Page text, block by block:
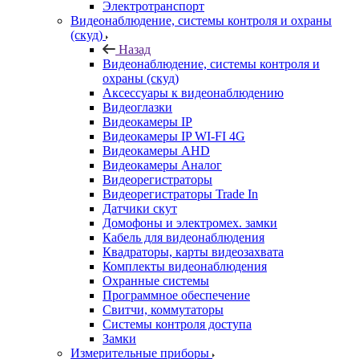
Электротранспорт
Видеонаблюдение, системы контроля и охраны
(скуд)
Назад
Видеонаблюдение, системы контроля и
охраны (скуд)
Аксессуары к видеонаблюдению
Видеоглазки
Видеокамеры IP
Видеокамеры IP WI-FI 4G
Видеокамеры AHD
Видеокамеры Аналог
Видеорегистраторы
Видеорегистраторы Trade In
Датчики скут
Домофоны и электромех. замки
Кабель для видеонаблюдения
Квадраторы, карты видеозахвата
Комплекты видеонаблюдения
Охранные системы
Программное обеспечение
Свитчи, коммутаторы
Системы контроля доступа
Замки
Измерительные приборы